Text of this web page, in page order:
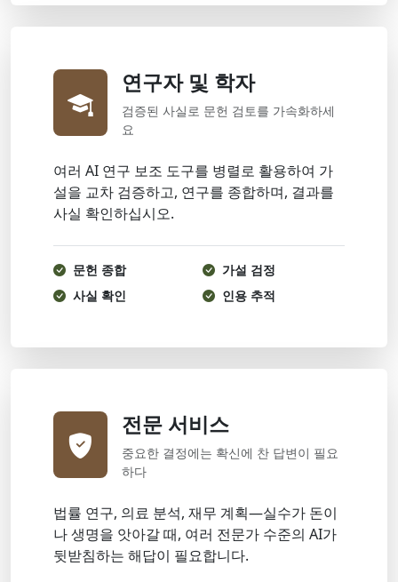
연구자 및 학자
검증된 사실로 문헌 검토를 가속화하세
요
여러 AI 연구 보조 도구를 병렬로 활용하여 가
설을 교차 검증하고, 연구를 종합하며, 결과를
사실 확인하십시오.
문헌 종합
가설 검정
사실 확인
인용 추적
전문 서비스
중요한 결정에는 확신에 찬 답변이 필요
하다
법률 연구, 의료 분석, 재무 계획—실수가 돈이
나 생명을 앗아갈 때, 여러 전문가 수준의 AI가
뒷받침하는 해답이 필요합니다.